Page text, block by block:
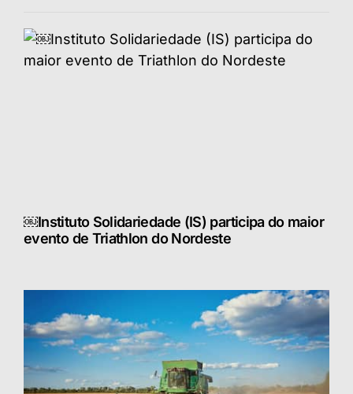
￼Instituto Solidariedade (IS) participa do maior
evento de Triathlon do Nordeste